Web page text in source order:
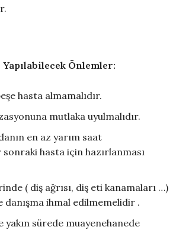
Önlemler:
hasta almamalıdır.
mutlaka uyulmalıdır.
en az yarım saat
sonraki hasta için hazırlanması
( diş ağrısı, diş eti kanamaları …)
danışma ihmal edilmemelidir .
yakın sürede muayenehanede